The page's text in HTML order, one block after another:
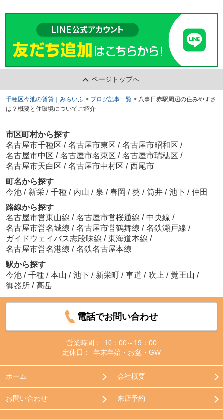
ページトップへ
千種区今池の賃貸｜みらいふ > ブログ記事一覧 > 八事日赤駅周辺の住みやすさ
は？概要と住環境についてご紹介
市区町村から探す
名古屋市千種区 / 名古屋市東区 / 名古屋市昭和区 /
名古屋市中区 / 名古屋市名東区 / 名古屋市瑞穂区 /
名古屋市天白区 / 名古屋市中村区 / 西尾市
町名から探す
今池 / 新栄 / 千種 / 内山 / 泉 / 春岡 / 葵 / 筒井 / 池下 / 仲田
路線から探す
名古屋市営東山線 / 名古屋市営桜通線 / 中央線 /
名古屋市営名城線 / 名古屋市営鶴舞線 / 名鉄瀬戸線 /
ガイドウェイバス志段味線 / 東海道本線 /
名古屋市営名港線 / 名鉄名古屋本線
駅から探す
今池 / 千種 / 本山 / 池下 / 新栄町 / 車道 / 吹上 / 覚王山 /
御器所 / 高岳
電話でお問い合わせ
営業時間：
10：00～19：00
定休日：
年末年始・お盆・GW
ホーム 会社概要
お問い合わせ 来店予約